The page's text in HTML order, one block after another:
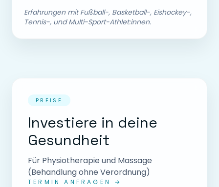
Erfahrungen mit Fußball-, Basketball-, Eishockey-,
Tennis-, und Multi-Sport-Athlet:innen.
PREISE
Investiere in deine
Gesundheit
Für Physiotherapie und Massage
(Behandlung ohne Verordnung)
TERMIN ANFRAGEN →